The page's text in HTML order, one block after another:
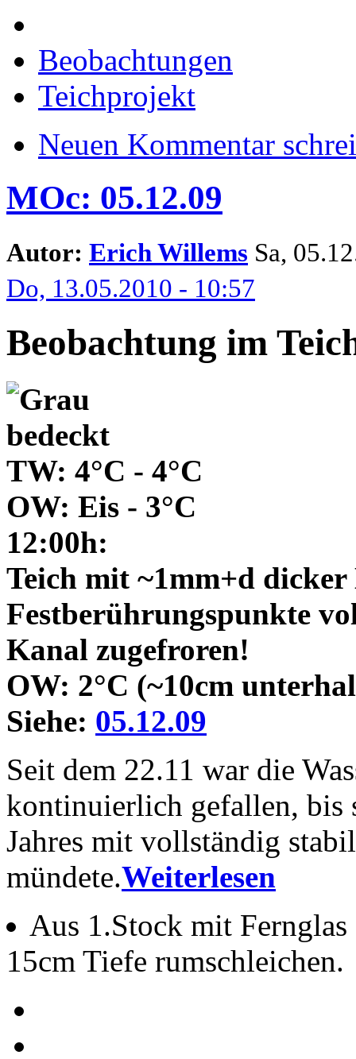
Beobachtungen
Teichprojekt
Neuen Kommentar
MOc: 05.12.09
Autor: Erich Willems Sa,
Do, 13.05.2010 - 10:57
Beobachtung im
TW: 4°C - 4°C
OW: Eis - 3°C
12:00h:
Teich mit ~1mm+d
Festberührungspunkte
Kanal zugefroren!
OW: 2°C (~10cm
Siehe: 05.12.09
Seit dem 22.11 war die
kontinuierlich gefallen, bis
Jahres mit vollständig
mündete.Weiterlesen
Aus 1.Stock mit
15cm Tiefe rumschleichen.